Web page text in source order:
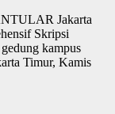
Jakarta
Skripsi
kampus
Timur, Kamis